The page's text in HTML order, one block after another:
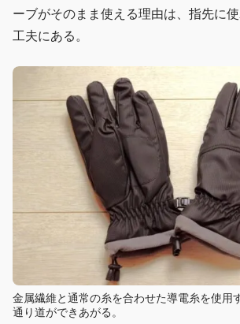
ーブがそのまま使える理由は、指先に
工夫にある。
金属繊維と通常の糸を合わせた導電糸を使用
通り道ができあがる。